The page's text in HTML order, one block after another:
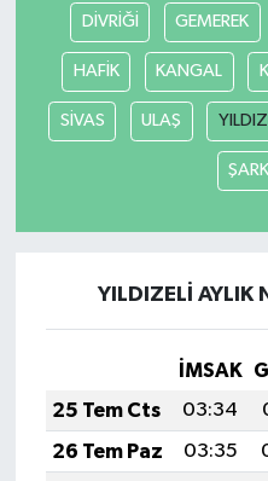
DİVRİĞİ GEMEREK
HAFİK KANGAL
SİVAS ULAŞ
YILDIZELİ AYLIK
İMSAK
25 Tem Cts
03:34
26 Tem Paz
03:35
YAŞAM